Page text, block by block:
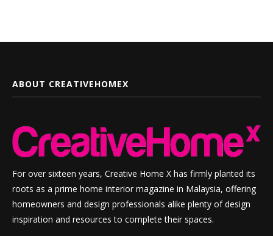
ABOUT CREATIVEHOMEX
For over sixteen years, Creative Home X has firmly planted its
roots as a prime home interior magazine in Malaysia, offering
homeowners and design professionals alike plenty of design
inspiration and resources to complete their spaces.